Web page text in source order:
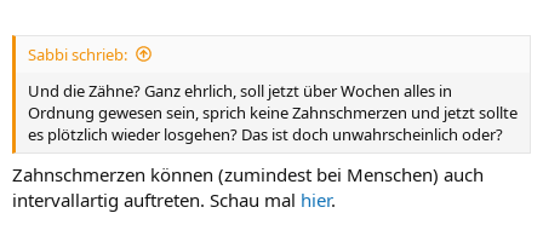
Sabbi schrieb:
Und die Zähne? Ganz ehrlich, soll jetzt über Wochen alles in
Ordnung gewesen sein, sprich keine Zahnschmerzen und jetzt sollte
es plötzlich wieder losgehen? Das ist doch unwahrscheinlich oder?
Zahnschmerzen können (zumindest bei Menschen) auch
intervallartig auftreten. Schau mal hier.